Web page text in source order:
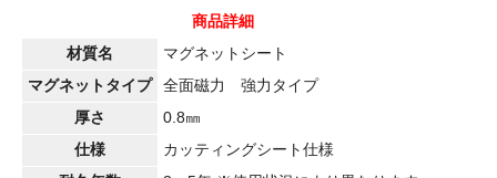
商品詳細
材質名
マグネットシート
マグネットタイプ
全面磁力 強力タイプ
厚さ
0.8㎜
仕様
カッティングシート仕様